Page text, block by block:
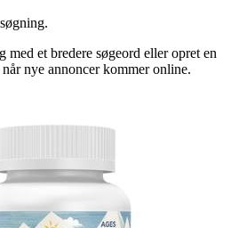
et bredere søgeord eller opret en
nye annoncer kommer online.